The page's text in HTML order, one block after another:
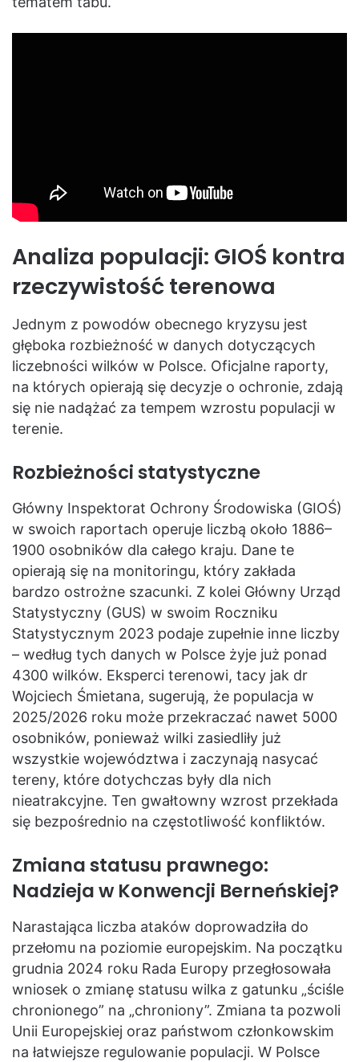
Analiza populacji: GIOŚ kontra
rzeczywistość terenowa
Jednym z powodów obecnego kryzysu jest
głęboka rozbieżność w danych dotyczących
liczebności wilków w Polsce. Oficjalne raporty,
na których opierają się decyzje o ochronie, zdają
się nie nadążać za tempem wzrostu populacji w
terenie.
Rozbieżności statystyczne
Główny Inspektorat Ochrony Środowiska (GIOŚ)
w swoich raportach operuje liczbą około 1886–
1900 osobników dla całego kraju. Dane te
opierają się na monitoringu, który zakłada
bardzo ostrożne szacunki. Z kolei Główny Urząd
Statystyczny (GUS) w swoim Roczniku
Statystycznym 2023 podaje zupełnie inne liczby
– według tych danych w Polsce żyje już ponad
4300 wilków. Eksperci terenowi, tacy jak dr
Wojciech Śmietana, sugerują, że populacja w
2025/2026 roku może przekraczać nawet 5000
osobników, ponieważ wilki zasiedliły już
wszystkie województwa i zaczynają nasycać
tereny, które dotychczas były dla nich
nieatrakcyjne. Ten gwałtowny wzrost przekłada
się bezpośrednio na częstotliwość konfliktów.
Zmiana statusu prawnego:
Nadzieja w Konwencji Berneńskiej?
Narastająca liczba ataków doprowadziła do
przełomu na poziomie europejskim. Na początku
grudnia 2024 roku Rada Europy przegłosowała
wniosek o zmianę statusu wilka z gatunku „ściśle
chronionego” na „chroniony”. Zmiana ta pozwoli
Unii Europejskiej oraz państwom członkowskim
na łatwiejsze regulowanie populacji. W Polsce